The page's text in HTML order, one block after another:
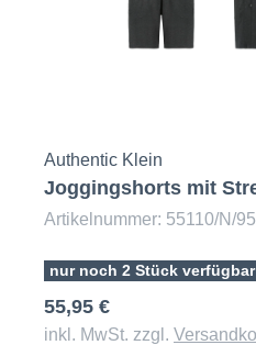
Authentic Klein
Joggingshorts mit
Artikelnummer: 55110/N/
nur noch 2 Stück verfügbar
55,95 €
inkl. MwSt. zzgl.